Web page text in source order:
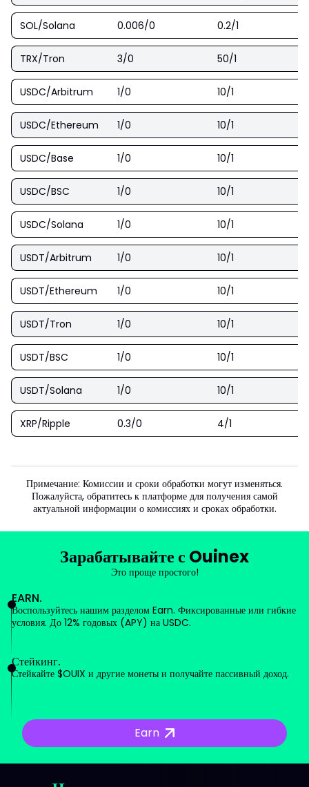
SOL/Solana 0.006/0 0.2/1
TRX/Tron 3/0 50/1
USDC/Arbitrum 1/0 10/1
USDC/Ethereum 1/0 10/1
USDC/Base 1/0 10/1
USDC/BSC 1/0 10/1
USDC/Solana 1/0 10/1
USDT/Arbitrum 1/0 10/1
USDT/Ethereum 1/0 10/1
USDT/Tron 1/0 10/1
USDT/BSC 1/0 10/1
USDT/Solana 1/0 10/1
XRP/Ripple 0.3/0 4/1
Примечание: Комиссии и сроки обработки могут изменяться.
Пожалуйста, обратитесь к платформе для получения самой
актуальной информации о комиссиях и сроках обработки.
Зарабатывайте с Ouinex
Это проще простого!
EARN.
Воспользуйтесь нашим разделом Earn. Фиксированные или гибкие
условия. До 12% годовых (APY) на USDC.
Стейкинг.
Стейкайте $OUIX и другие монеты и получайте пассивный доход.
Earn